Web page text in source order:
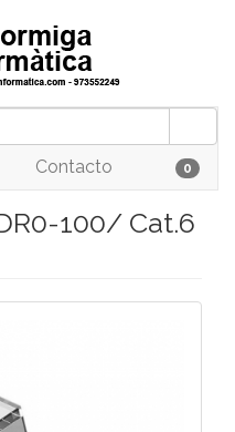
Contacto 0
100/ Cat.6